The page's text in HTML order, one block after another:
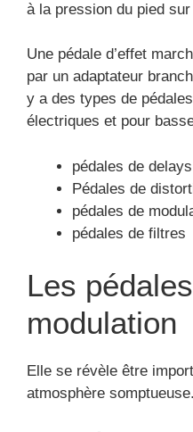
à la pression du pied
Une pédale d’effet
par un adaptateur
y a des types de
électriques et pour
pédales de delays
Pédales de
pédales de
pédales de filtres
Les
modulation
Elle se révèle être
atmosphère somptueuse.